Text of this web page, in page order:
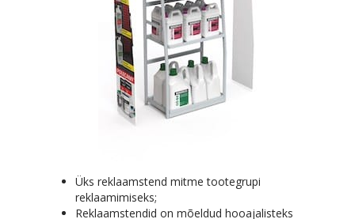
Üks reklaamstend mitme tootegrupi
reklaamimiseks;
Reklaamstendid on mõeldud hooajalisteks